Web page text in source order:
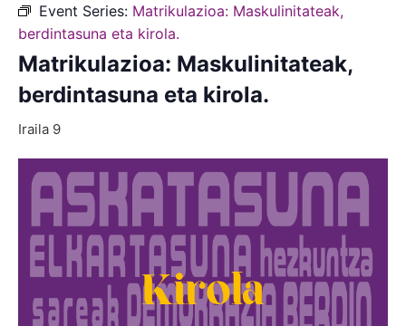
Event Series: Matrikulazioa: Maskulinitateak,
berdintasuna eta kirola.
Matrikulazioa: Maskulinitateak,
berdintasuna eta kirola.
Iraila 9